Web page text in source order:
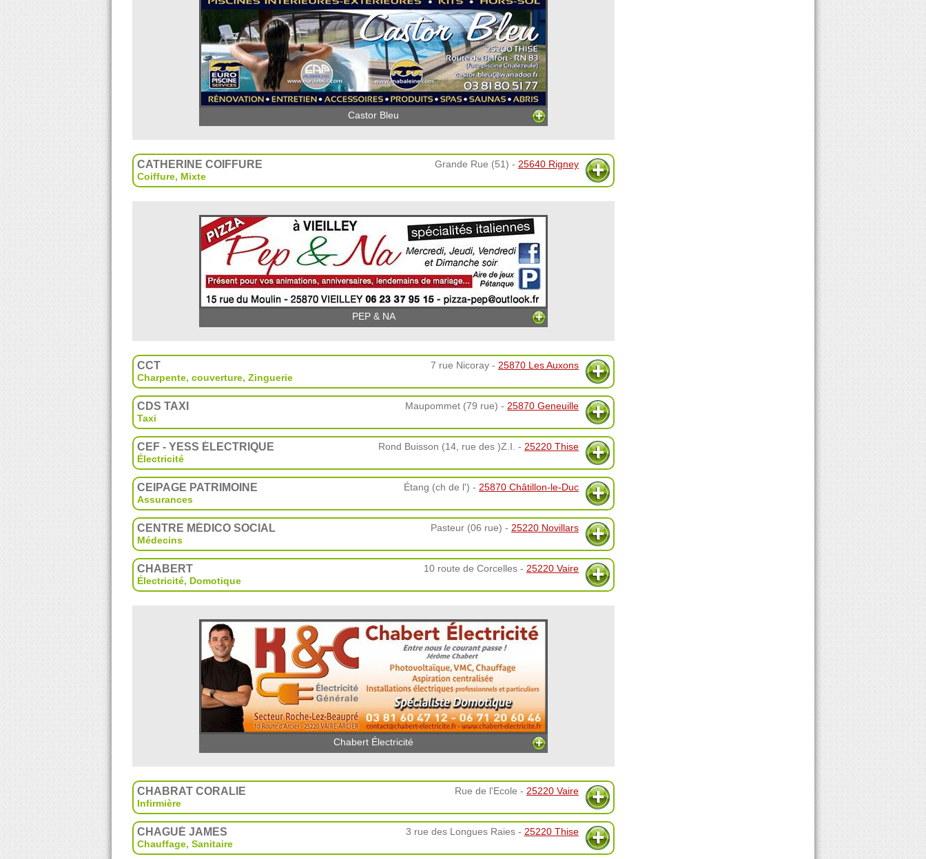
Castor Bleu
CATHERINE COIFFURE Grande Rue (51) - 25640 Rigney
Coiffure, Mixte
PEP & NA
CCT 7 rue Nicoray - 25870 Les Auxons
Charpente, couverture, Zinguerie
CDS TAXI Maupommet (79 rue) - 25870 Geneuille
Taxi
CEF - YESS ÉLECTRIQUE Rond Buisson (14, rue des )Z.I. - 25220 Thise
Électricité
CEIPAGE PATRIMOINE Étang (ch de l') - 25870 Châtillon-le-Duc
Assurances
CENTRE MÉDICO SOCIAL Pasteur (06 rue) - 25220 Novillars
Médecins
CHABERT 10 route de Corcelles - 25220 Vaire
Électricité, Domotique
Chabert Électricité
CHABRAT CORALIE Rue de l'Ecole - 25220 Vaire
Infirmière
CHAGUÉ JAMES 3 rue des Longues Raies - 25220 Thise
Chauffage, Sanitaire